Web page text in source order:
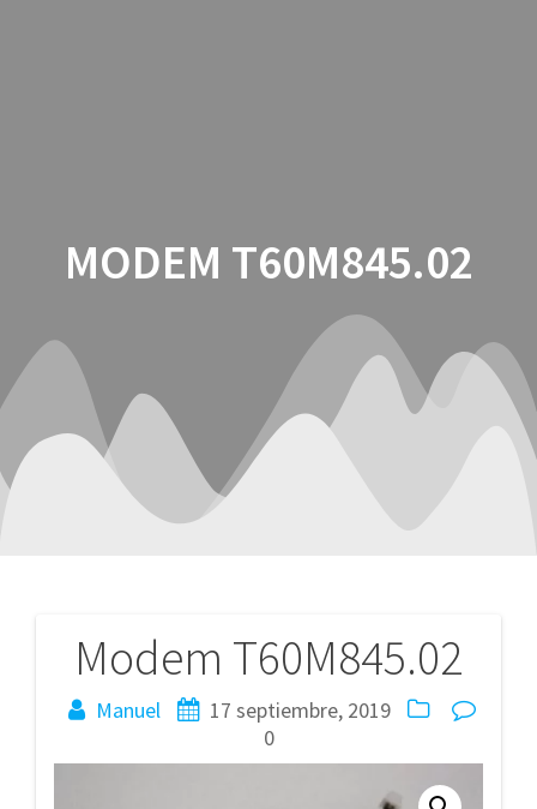
MODEM T60M845.02
Modem T60M845.02
Manuel
17 septiembre, 2019
0
Navegación
de
entradas